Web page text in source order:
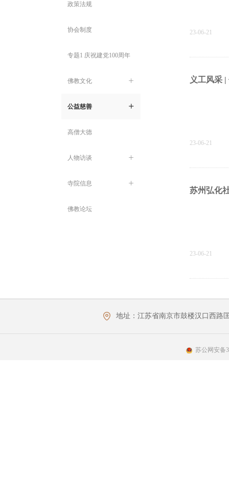
23-06-21
义工风采
23-06-21
苏州弘化
23-06-21
太湖美|弘
政策法规
协会制度
专题1 庆祝建党100周年
ꄶ
佛教文化
ꄶ
公益慈善
高僧大德
ꄶ
人物访谈
ꄶ
寺院信息
佛教论坛
地址： 江苏省南京市鼓楼汉口西路
苏公网安备